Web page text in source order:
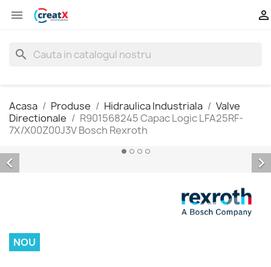
 
search
Acasa Produse Hidraulica Industriala
Valve
Directionale
R901568245 Capac Logic LFA25RF-
7X/X00Z00J3V Bosch Rexroth
 
NOU